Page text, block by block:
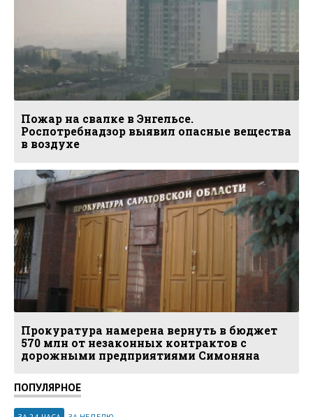
Пожар на свалке в Энгельсе.
Роспотребнадзор выявил опасные вещества
в воздухе
Прокуратура намерена вернуть в бюджет
570 млн от незаконных контрактов с
дорожными предприятиями Симоняна
ПОПУЛЯРНОЕ